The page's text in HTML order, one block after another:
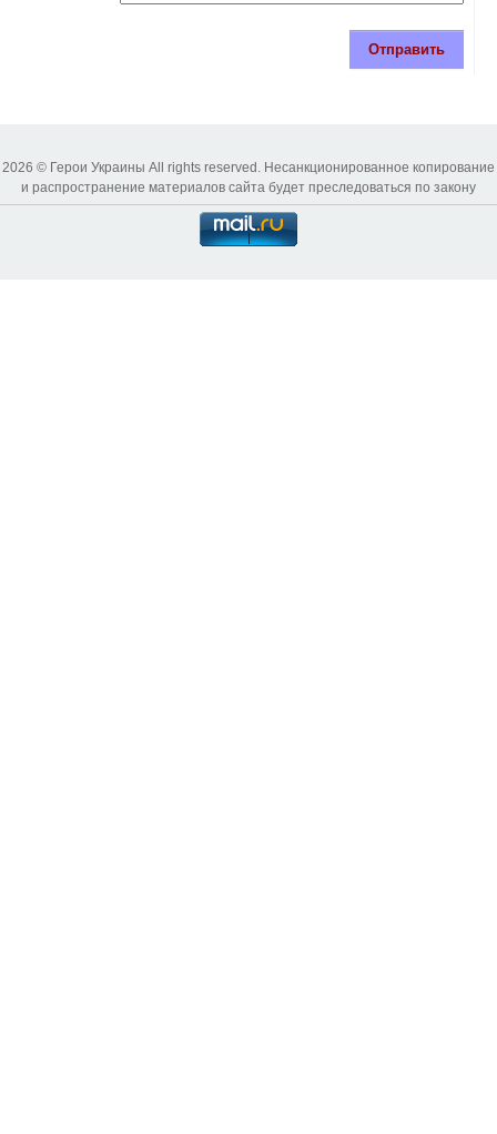
Отправить
2026 © Герои Украины All rights reserved. Несанкционированное копирование
и распространение материалов сайта будет преследоваться по закону